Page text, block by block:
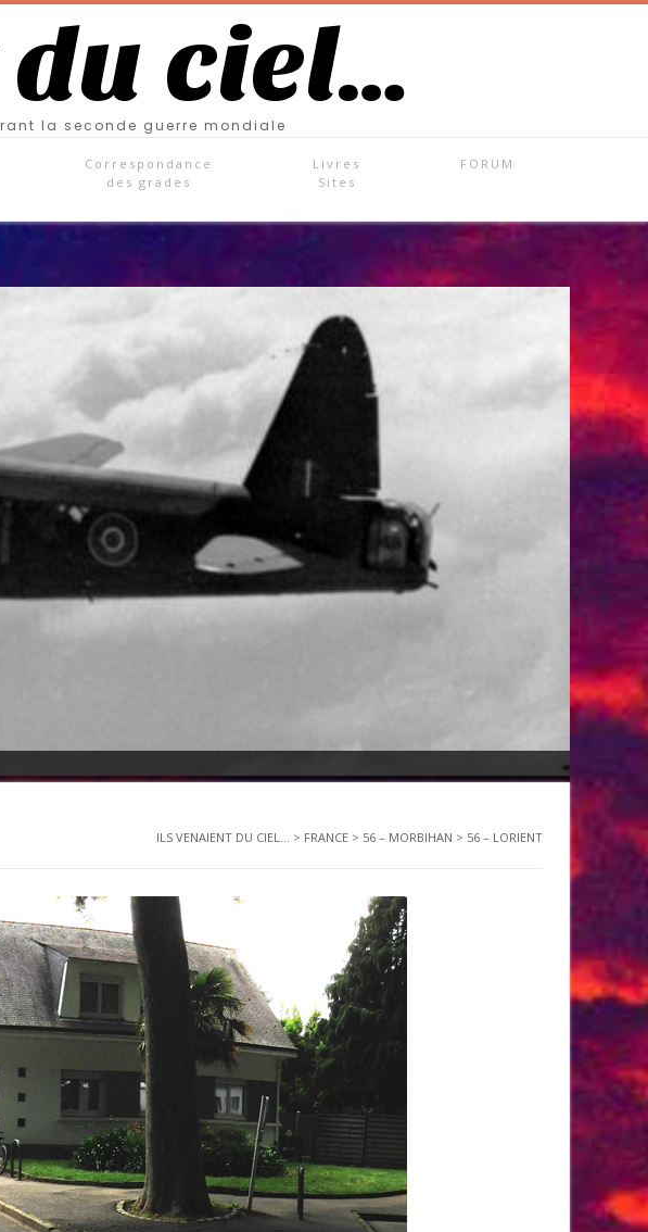
ciel…
la seconde guerre mondiale
Correspondance
des grades
Livres
Sites
FORUM
ILS VENAIENT DU CIEL... > FRANCE > 56 – MORBIHAN > 56 – LORIENT